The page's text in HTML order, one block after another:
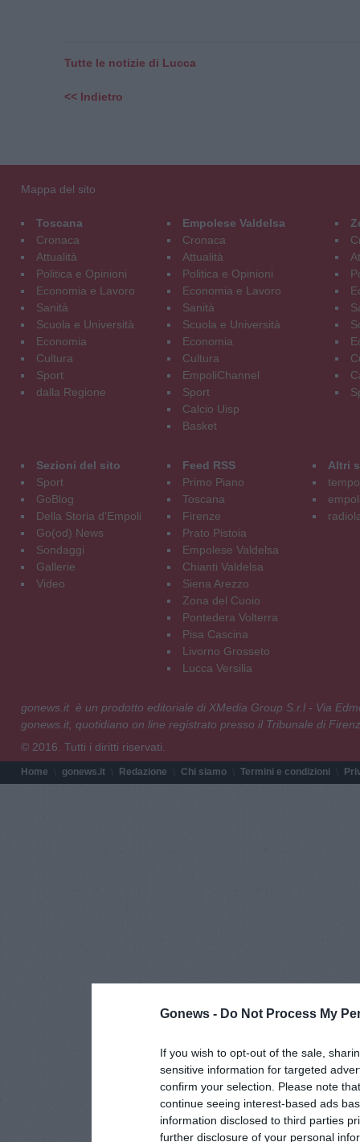
Gonews - Do Not Process My
If you wish to opt-out of the sale,
sensitive information for targeted
confirm your selection. Please note
continue seeing interest-based ads
information disclosed to third parties
further disclosure of your personal
Tutte le notizie di Lucca
<< Indietro
Mappa del sito
Toscana
Cronaca
Attualità
Politica e Opinioni
Economia e Lavoro
Sanità
Scuola e Università
Economia
Cultura
Sport
dalla Regione
Empolese Valdelsa
Cronaca
Attualità
Politica e Opinioni
Economia e Lavoro
Sanità
Scuola e Università
Economia
Cultura
EmpoliChannel
Sport
Calcio Uisp
Basket
Sezioni del sito
Sport
GoBlog
Della Storia d'Empoli
Go(od) News
Sondaggi
Gallerie
Video
Feed RSS
Primo Piano
Toscana
Firenze
Prato Pistoia
Empolese Valdelsa
Chianti Valdelsa
Siena Arezzo
Zona del Cuoio
Pontedera Volterra
Pisa Cascina
Livorno Grosseto
Lucca Versilia
Altri
gonews.it è un prodotto editoriale di XMedia Group S.r.l - Via
gonews.it, quotidiano on line registrato presso il Tribunale di
© 2016. Tutti i diritti riservati.
Home gonews.it Redazione Chi siamo Termini e condizioni